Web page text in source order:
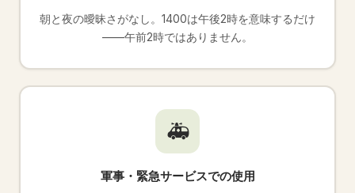
朝と夜の曖昧さがなし。1400は午後2時を意味するだけ
——午前2時ではありません。
🚑
軍事・緊急サービスでの使用